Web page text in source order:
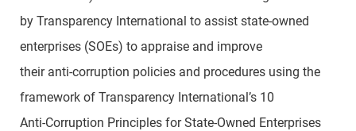
by Transparency International to assist state-owned
enterprises (SOEs) to appraise and improve
their anti-corruption policies and procedures using the
framework of Transparency International’s 10
Anti-Corruption Principles for State-Owned Enterprises